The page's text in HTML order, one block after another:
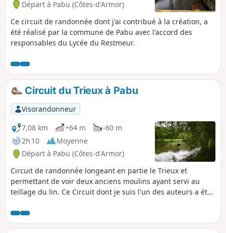
Départ à Pabu (Côtes-d'Armor)
Ce circuit de randonnée dont j'ai contribué à la création, a
été réalisé par la commune de Pabu avec l'accord des
responsables du Lycée du Restmeur.
Circuit du Trieux à Pabu
Visorandonneur
7,08 km
+64 m
-60 m
2h 10
Moyenne
Départ à Pabu (Côtes-d'Armor)
Circuit de randonnée longeant en partie le Trieux et
permettant de voir deux anciens moulins ayant servi au
teillage du lin. Ce Circuit dont je suis l'un des auteurs a été
Française de Randonnée. Sentier balisé en Jaune.